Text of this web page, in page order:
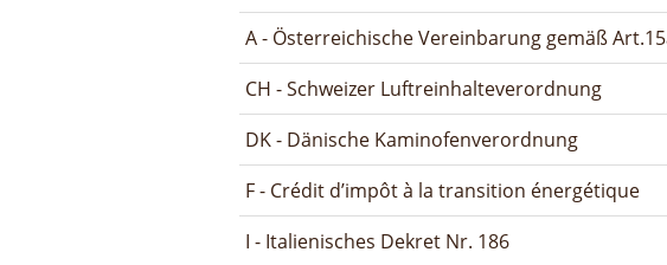
A - Österreichische Vereinbarung gemäß
CH - Schweizer Luftreinhalteverordnung
DK - Dänische Kaminofenverordnung
F - Crédit d’impôt à la transition énergétique
I - Italienisches Dekret Nr. 186